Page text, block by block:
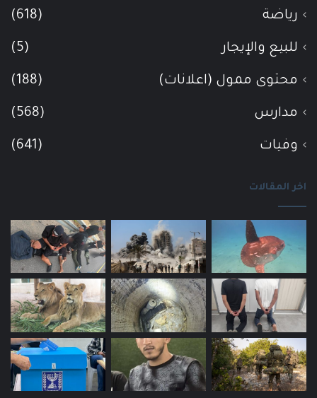
رياضة (618)
للبيع والإيجار (5)
محتوى ممول (اعلانات) (188)
مدارس (568)
وفيات (641)
اخر المقالات